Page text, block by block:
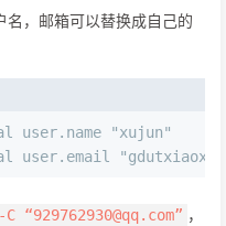
名，邮箱可以替换成自己的
"xujun"
，